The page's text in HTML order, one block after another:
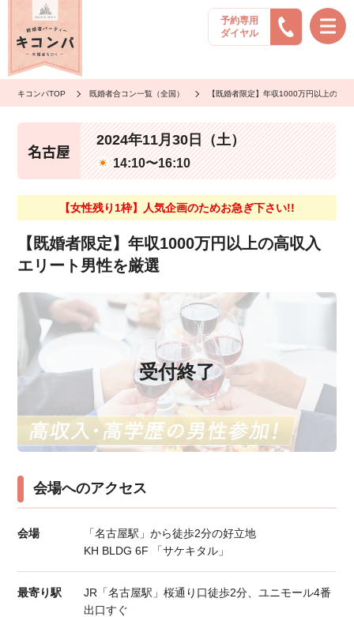
予約専用
ダイヤル
キコンパTOP 既婚者合コン一覧（全国） 【既婚者限定】年収1000万円以上の高
名古屋
2024年11月30日（土）
14:10〜16:10
【女性残り1枠】人気企画のためお急ぎ下さい!!
【既婚者限定】年収1000万円以上の高収入
エリート男性を厳選
受付終了
会場へのアクセス
会場
「名古屋駅」から徒歩2分の好立地
KH BLDG 6F 「サケキタル」
最寄り駅
JR「名古屋駅」桜通り口徒歩2分、ユニモール4番
出口すぐ